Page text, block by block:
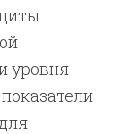
уровня